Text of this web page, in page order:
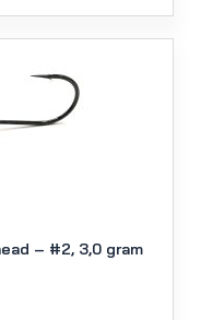
– #2, 3,0 gram